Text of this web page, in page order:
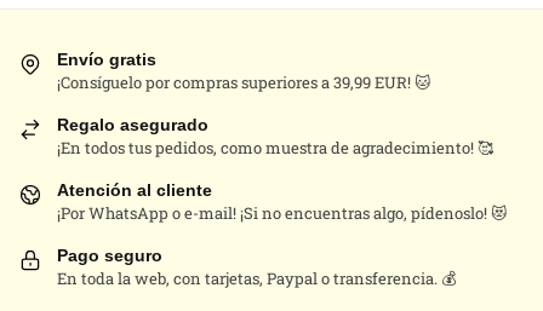
Envío gratis
¡Consíguelo por compras superiores a 39,99 EUR! 🐱
Regalo asegurado
¡En todos tus pedidos, como muestra de agradecimiento! 🥰
Atención al cliente
¡Por WhatsApp o e-mail! ¡Si no encuentras algo, pídenoslo! 😻
Pago seguro
En toda la web, con tarjetas, Paypal o transferencia. 💰